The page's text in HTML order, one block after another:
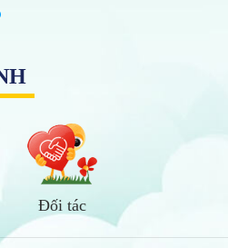
Đối tác